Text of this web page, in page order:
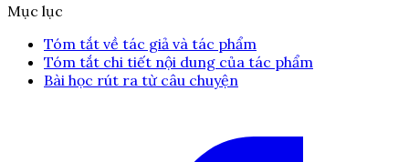
Mục lục
Tóm tắt về tác giả và tác phẩm
Tóm tắt chi tiết nội dung của tác phẩm
Bài học rút ra từ câu chuyện